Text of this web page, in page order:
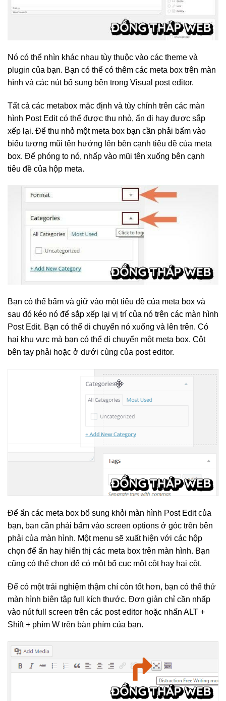
Nó có thể nhìn khác nhau tùy thuộc vào các theme và
plugin của bạn. Bạn có thể có thêm các meta box trên màn
hình và các nút bổ sung bên trong Visual post editor.
Tất cả các metabox mặc định và tùy chỉnh trên các màn
hình Post Edit có thể được thu nhỏ, ẩn đi hay được sắp
xếp lại. Để thu nhỏ một meta box bạn cần phải bấm vào
biểu tượng mũi tên hướng lên bên cạnh tiêu đề của meta
box. Để phóng to nó, nhấp vào mũi tên xuống bên cạnh
tiêu đề của hộp meta.
Bạn có thể bấm và giữ vào một tiêu đề của meta box và
sau đó kéo nó để sắp xếp lại vị trí của nó trên các màn hình
Post Edit. Bạn có thể di chuyển nó xuống và lên trên. Có
hai khu vực mà bạn có thể di chuyển một meta box. Cột
bên tay phải hoặc ở dưới cùng của post editor.
Để ẩn các meta box bổ sung khỏi màn hình Post Edit của
bạn, bạn cần phải bấm vào screen options ở góc trên bên
phải của màn hình. Một menu sẽ xuất hiện với các hộp
chọn để ẩn hay hiển thị các meta box trên màn hình. Bạn
cũng có thể chọn để có một bố cục một cột hay hai cột.
Để có một trải nghiệm thậm chí còn tốt hơn, bạn có thể thử
màn hình biên tập full kích thước. Đơn giản chỉ cần nhấp
vào nút full screen trên các post editor hoặc nhấn ALT +
Shift + phím W trên bàn phím của bạn.